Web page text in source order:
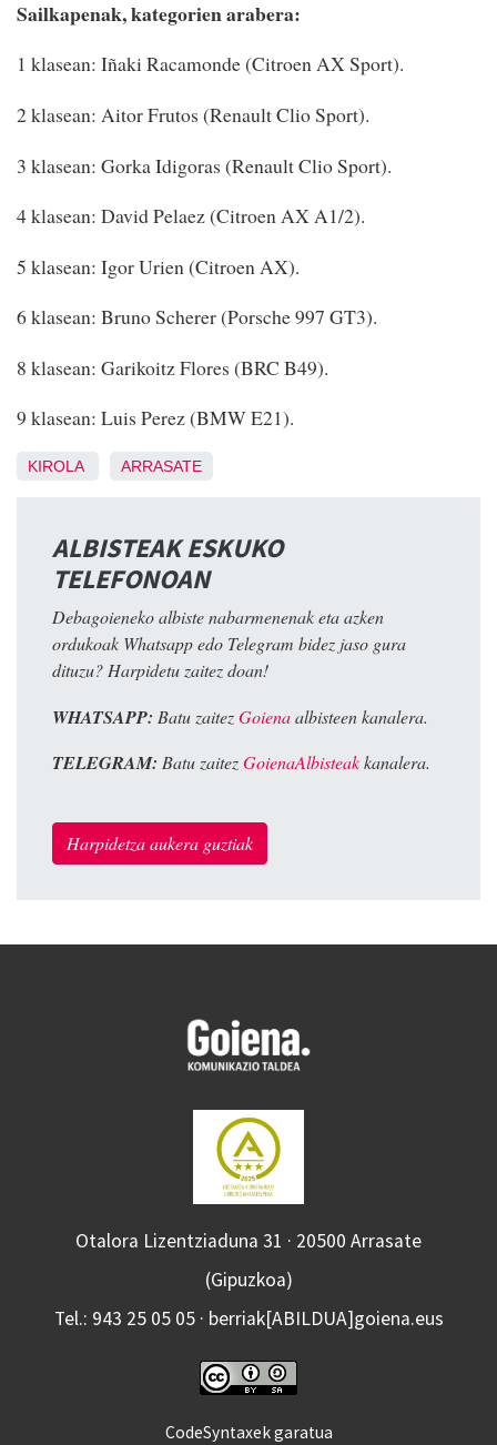
Sailkapenak, kategorien arabera:
1 klasean: Iñaki Racamonde (Citroen AX Sport).
2 klasean: Aitor Frutos (Renault Clio Sport).
3 klasean: Gorka Idigoras (Renault Clio Sport).
4 klasean: David Pelaez (Citroen AX A1/2).
5 klasean: Igor Urien (Citroen AX).
6 klasean: Bruno Scherer (Porsche 997 GT3).
8 klasean: Garikoitz Flores (BRC B49).
9 klasean: Luis Perez (BMW E21).
KIROLA ARRASATE
ALBISTEAK ESKUKO
TELEFONOAN
Debagoieneko albiste nabarmenenak eta azken
ordukoak Whatsapp edo Telegram bidez jaso gura
dituzu? Harpidetu zaitez doan!
WHATSAPP: Batu zaitezGoienaalbisteen kanalera.
TELEGRAM: Batu zaitezGoienaAlbisteakkanalera.
Harpidetza aukera guztiak
Otalora Lizentziaduna 31 · 20500 Arrasate
(Gipuzkoa)
Tel.: 943 25 05 05 · berriak[ABILDUA]goiena.eus
CodeSyntaxek garatua